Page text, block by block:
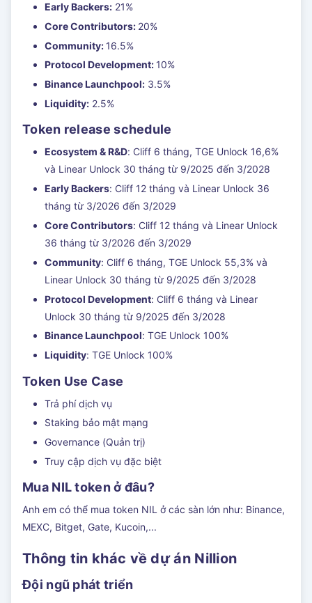
Early Backers: 21%
Core Contributors: 20%
Community: 16.5%
Protocol Development: 10%
Binance Launchpool: 3.5%
Liquidity: 2.5%
Token release schedule
Ecosystem & R&D: Cliff 6 tháng, TGE Unlock 16,6%
và Linear Unlock 30 tháng từ 9/2025 đến 3/2028
Early Backers: Cliff 12 tháng và Linear Unlock 36
tháng từ 3/2026 đến 3/2029
Core Contributors: Cliff 12 tháng và Linear Unlock
36 tháng từ 3/2026 đến 3/2029
Community: Cliff 6 tháng, TGE Unlock 55,3% và
Linear Unlock 30 tháng từ 9/2025 đến 3/2028
Protocol Development: Cliff 6 tháng và Linear
Unlock 30 tháng từ 9/2025 đến 3/2028
Binance Launchpool: TGE Unlock 100%
Liquidity: TGE Unlock 100%
Token Use Case
Trả phí dịch vụ
Staking bảo mật mạng
Governance (Quản trị)
Truy cập dịch vụ đặc biệt
Mua NIL token ở đâu?
Anh em có thể mua token NIL ở các sàn lớn như: Binance,
MEXC, Bitget, Gate, Kucoin,...
Thông tin khác về dự án Nillion
Đội ngũ phát triển